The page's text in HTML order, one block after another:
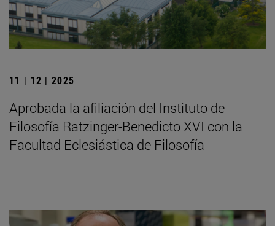
11 | 12 | 2025
Aprobada la afiliación del Instituto de
Filosofía Ratzinger-Benedicto XVI con la
Facultad Eclesiástica de Filosofía